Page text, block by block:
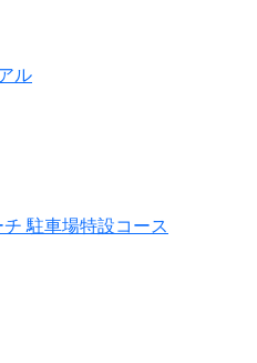
ル
駐車場特設コース